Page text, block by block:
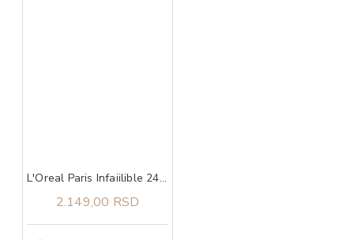
L'Oreal Paris Infaiilible 24H kompaktni puder 130 Neutral
2.149,00 RSD